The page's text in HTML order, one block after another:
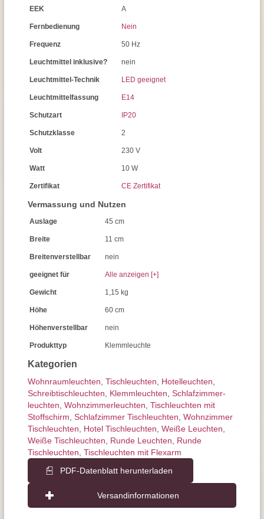
Kategorien
Wohnraum­leuchten Tisch­leuchten Hotelleuchten
Schreibtisch­leuchten
Klemmleuchten Schlafzimmer­
leuchten Wohnzimmer­leuchten Tischleuchten mit
Stoffschirm Schlafzimmer Tischleuchten Wohnzimmer
Tischleuchten
Hotel Tischleuchten Weiße Leuchten
Weiße Tischleuchten
Runde Leuchten
Runde
Tischleuchten Tischleuchten mit Flexarm
PDF-Datenblatt herunterladen
Versandinformationen
EEK A
Fernbedienung Nein
Frequenz 50 Hz
Leuchtmittel inklusive? nein
Leuchtmittel-Technik LED geeignet
Leuchtmittelfassung E14
Schutzart IP20
Schutzklasse 2
Volt 230 V
Watt 10 W
Zertifikat CE Zertifikat
Vermassung und Nutzen
Auslage 45 cm
Breite 11 cm
Breitenverstellbar nein
geeignet für Alle anzeigen [+]
Gewicht 1,15 kg
Höhe 60 cm
Höhenverstellbar nein
Produkttyp Klemmleuchte